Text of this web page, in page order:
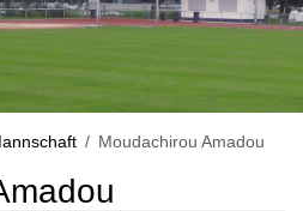
Moudachirou Amadou